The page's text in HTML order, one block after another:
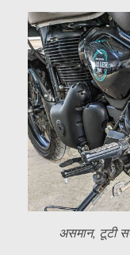
असमान, टूटी